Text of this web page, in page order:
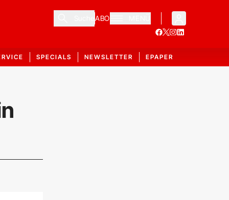
ABO
SPECIALS NEWSLETTER EPAPER